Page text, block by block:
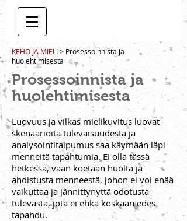
KEHO JA MIELI> Prosessoinnista ja
huolehtimisesta
Prosessoinnista ja
huolehtimisesta
Luovuus ja vilkas mielikuvitus luovat
skenaarioita tulevaisuudesta ja
analysointitaipumus saa käymään läpi
menneitä tapahtumia. Ei olla tässä
hetkessä, vaan koetaan huolta ja
ahdistusta menneestä, johon ei voi enää
vaikuttaa ja jännittynyttä odotusta
tulevasta, jota ei ehkä koskaan edes
tapahdu.